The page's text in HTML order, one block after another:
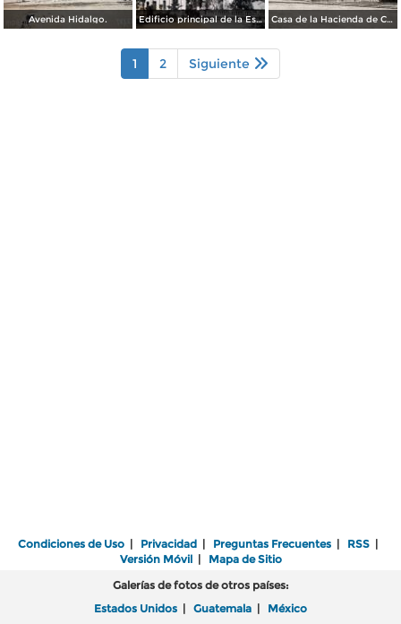
Avenida Hidalgo. Edificio principal de la Escuela Nacional de Agricultura. Chapingo, México Casa de la Hacienda de Chapingo
1 2 Siguiente
Condiciones de Uso | Privacidad | Preguntas Frecuentes | RSS |
Versión Móvil| Mapa de Sitio
Galerías de fotos de otros países:
Estados Unidos | Guatemala | México